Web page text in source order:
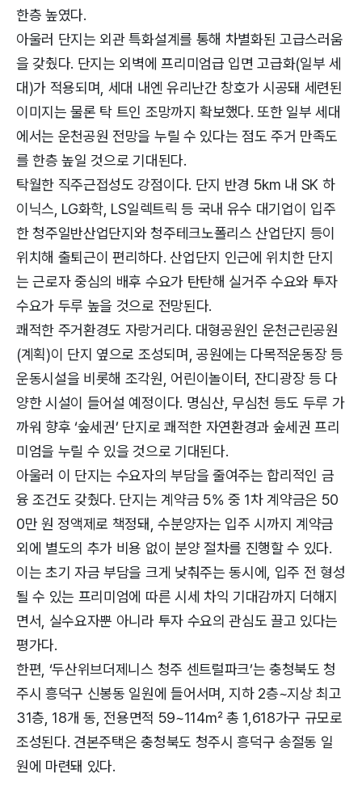
한층 높였다.
아울러 단지는 외관 특화설계를 통해 차별화된 고급스러움
을 갖췄다. 단지는 외벽에 프리미엄급 입면 고급화(일부 세
대)가 적용되며, 세대 내엔 유리난간 창호가 시공돼 세련된
이미지는 물론 탁 트인 조망까지 확보했다. 또한 일부 세대
에서는 운천공원 전망을 누릴 수 있다는 점도 주거 만족도
를 한층 높일 것으로 기대된다.
탁월한 직주근접성도 강점이다. 단지 반경 5km 내 SK 하
이닉스, LG화학, LS일렉트릭 등 국내 유수 대기업이 입주
한 청주일반산업단지와 청주테크노폴리스 산업단지 등이
위치해 출퇴근이 편리하다. 산업단지 인근에 위치한 단지
는 근로자 중심의 배후 수요가 탄탄해 실거주 수요와 투자
수요가 두루 높을 것으로 전망된다.
쾌적한 주거환경도 자랑거리다. 대형공원인 운천근린공원
(계획)이 단지 옆으로 조성되며, 공원에는 다목적운동장 등
운동시설을 비롯해 조각원, 어린이놀이터, 잔디광장 등 다
양한 시설이 들어설 예정이다. 명심산, 무심천 등도 두루 가
까워 향후 ‘숲세권’ 단지로 쾌적한 자연환경과 숲세권 프리
미엄을 누릴 수 있을 것으로 기대된다.
아울러 이 단지는 수요자의 부담을 줄여주는 합리적인 금
융 조건도 갖췄다. 단지는 계약금 5% 중 1차 계약금은 50
0만 원 정액제로 책정돼, 수분양자는 입주 시까지 계약금
외에 별도의 추가 비용 없이 분양 절차를 진행할 수 있다.
이는 초기 자금 부담을 크게 낮춰주는 동시에, 입주 전 형성
될 수 있는 프리미엄에 따른 시세 차익 기대감까지 더해지
면서, 실수요자뿐 아니라 투자 수요의 관심도 끌고 있다는
평가다.
한편, ‘두산위브더제니스 청주 센트럴파크’는 충청북도 청
주시 흥덕구 신봉동 일원에 들어서며, 지하 2층~지상 최고
31층, 18개 동, 전용면적 59~114㎡ 총 1,618가구 규모로
조성된다. 견본주택은 충청북도 청주시 흥덕구 송절동 일
원에 마련돼 있다.